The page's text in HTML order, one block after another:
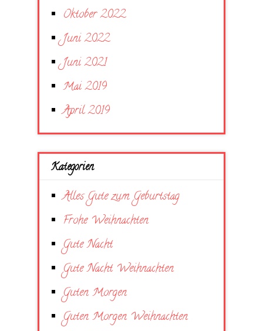
Oktober 2022
Juni 2022
Juni 2021
Mai 2019
April 2019
Kategorien
Alles Gute zum Geburtstag
Frohe Weihnachten
Gute Nacht
Gute Nacht Weihnachten
Guten Morgen
Guten Morgen Weihnachten